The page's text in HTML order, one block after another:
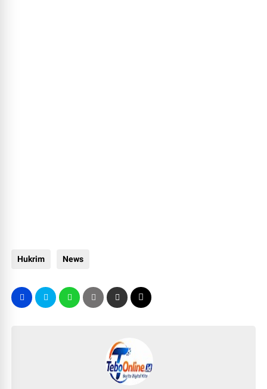
Hukrim News